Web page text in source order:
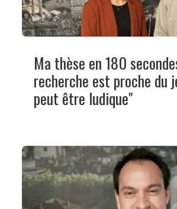
Ma thèse en 180
recherche est proche du
peut être ludique"